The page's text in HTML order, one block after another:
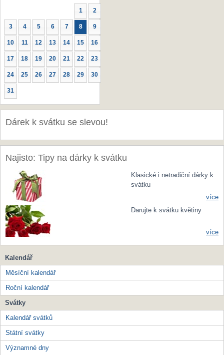
1 2
3 4 5 6 7 8 9
10 11 12 13 14 15 16
17 18 19 20 21 22 23
24 25 26 27 28 29 30
31
Dárek k svátku se slevou!
Najisto: Tipy na dárky k svátku
Klasické i netradiční dárky k
svátku
více
Darujte k svátku květiny
více
Kalendář
Měsíční kalendář
Roční kalendář
Svátky
Kalendář svátků
Státní svátky
Významné dny